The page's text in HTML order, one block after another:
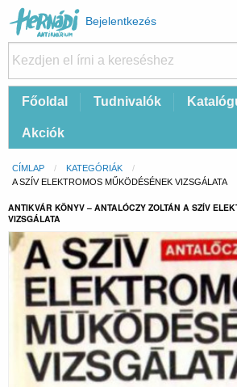
Felhasználói
fiók
menüje
Bejelentkezés
FőFőoldal Tudnivalók
Akciók
Morzsa
CÍMLAP
KATEGÓRIÁK
CURRENT:
A SZÍV ELEKTROMOS MŰKÖDÉSÉNEK VIZSGÁLATA
ANTIKVÁR KÖNYV – ANTALÓCZY ZOLTÁN A SZÍV
VIZSGÁLATA